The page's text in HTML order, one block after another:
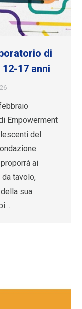
di
17 anni
Empowerment
del
ai
tavolo,
sua